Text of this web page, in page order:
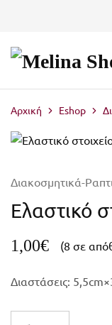
Αρχική Eshop
Διακοσμητικά-
Ελαστικό
1,00€ (8 σε
Διαστάσεις: